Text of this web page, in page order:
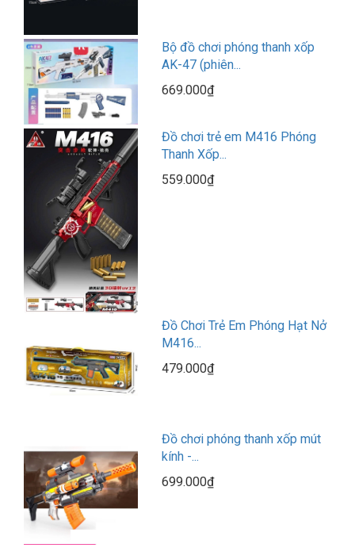
Bộ đồ chơi phóng thanh xốp
AK-47 (phiên...
669.000₫
Đồ chơi trẻ em M416 Phóng
Thanh Xốp...
559.000₫
Đồ Chơi Trẻ Em Phóng Hạt Nở
M416...
479.000₫
Đồ chơi phóng thanh xốp mút
kính -...
699.000₫